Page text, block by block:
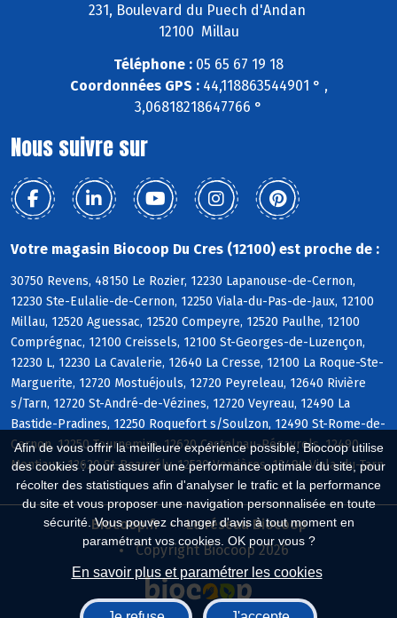
Afin de vous offrir la meilleure expérience possible, Biocoop utilise
des cookies : pour assurer une performance optimale du site, pour
récolter des statistiques afin d'analyser le trafic et la performance
du site et vous proposer une navigation personnalisée en toute
sécurité. Vous pouvez changer d'avis à tout moment en
paramétrant vos cookies. OK pour vous ?
En savoir plus et paramétrer les cookies
231, Boulevard du Puech d'Andan
12100 Millau
Téléphone : 05 65 67 19 18
Coordonnées GPS :44,118863544901 ° ,
3,06818218647766 °
Nous suivre sur
Votre magasin Biocoop Du Cres (12100) est proche de :
30750 Revens, 48150 Le Rozier, 12230 Lapanouse-de-Cernon,
12230 Ste-Eulalie-de-Cernon, 12250 Viala-du-Pas-de-Jaux, 12100
Millau, 12520 Aguessac, 12520 Compeyre, 12520 Paulhe, 12100
Comprégnac, 12100 Creissels, 12100 St-Georges-de-Luzençon,
12230 L, 12230 La Cavalerie, 12640 La Cresse, 12100 La Roque-Ste-
Marguerite, 12720 Mostuéjouls, 12720 Peyreleau, 12640 Rivière
s/Tarn, 12720 St-André-de-Vézines, 12720 Veyreau, 12490 La
Bastide-Pradines, 12250 Roquefort s/Soulzon, 12490 St-Rome-de-
Cernon, 12250 Tournemire, 12620 Castelnau-Pégayrols, 12490
Montjaux, 12620 St-Beauzély, 12520 Verrières, 12490 Viala-du-Tarn
Biocoop.fr
Le réseau Biocoop
Copyright Biocoop 2026